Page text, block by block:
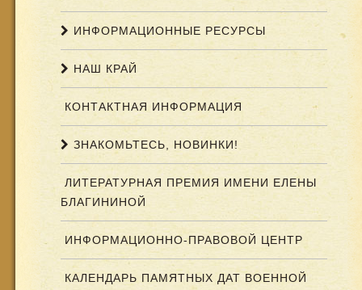
ИНФОРМАЦИОННЫЕ РЕСУРСЫ
НАШ КРАЙ
КОНТАКТНАЯ ИНФОРМАЦИЯ
ЗНАКОМЬТЕСЬ, НОВИНКИ!
ЛИТЕРАТУРНАЯ ПРЕМИЯ ИМЕНИ ЕЛЕНЫ
БЛАГИНИНОЙ
ИНФОРМАЦИОННО-ПРАВОВОЙ ЦЕНТР
КАЛЕНДАРЬ ПАМЯТНЫХ ДАТ ВОЕННОЙ